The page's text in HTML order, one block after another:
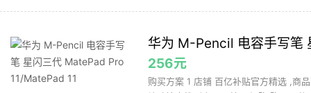
华为 M-Pencil 电容手写笔
256元
购买方案 1 店铺 百亿补贴官方精选 ,商